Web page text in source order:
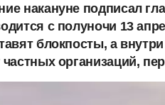
накануне подписал
с полуночи 13
блокпосты, а
организаций,